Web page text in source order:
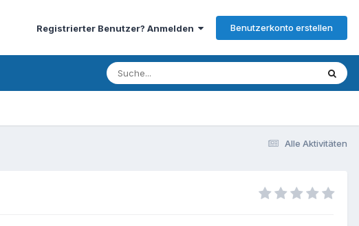
Registrierter Benutzer? Anmelden Benutzerkonto erstellen
Alle Aktivitäten